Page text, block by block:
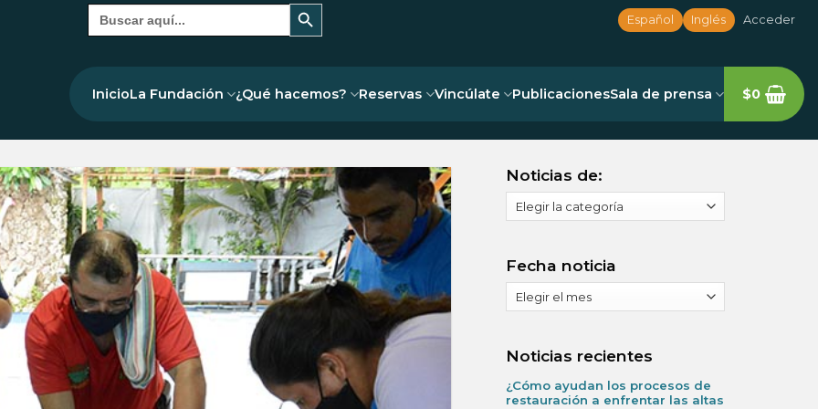
Buscar:
Español Inglés Acceder
InicioLa Fundación ¿Qué hacemos? Reservas Vincúlate PublicacionesSala de prensa $0
Noticias de:
de:
Fecha noticia
noticia
Noticias recientes
¿Cómo ayudan los procesos de
restauración a enfrentar las altas